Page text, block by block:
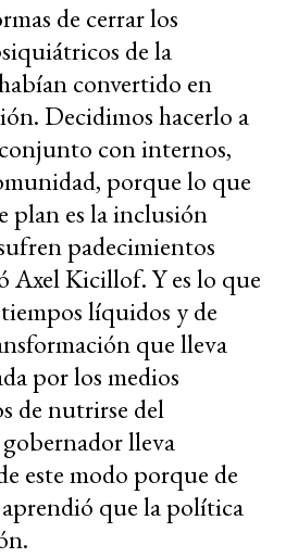
de cerrar los
de la
convertido en
Decidimos hacerlo a
con internos,
porque lo que
plan es la inclusión
padecimientos
Axel Kicillof. Y es lo que
líquidos y de
que lleva
por los medios
de nutrirse del
gobernador lleva
este modo porque de
que la política